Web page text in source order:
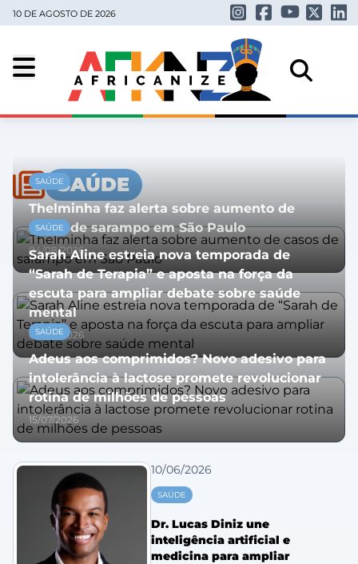
10 DE AGOSTO DE 2026
SAÚDE
SAÚDE
Thelminha faz alerta sobre aumento de
casos de sarampo em São Paulo
04/08/2026
SAÚDE
Sarah Aline estreia nova temporada de
“Sarah de Terapia” e aposta na força da
escuta para ampliar debate sobre saúde
mental
04/08/2026
SAÚDE
Adeus aos comprimidos? Novo adesivo para
intolerância à lactose promete revolucionar
rotina de milhões de pessoas
15/07/2026
10/06/2026
SAÚDE
Dr. Lucas Diniz une
inteligência artificial e
medicina para ampliar